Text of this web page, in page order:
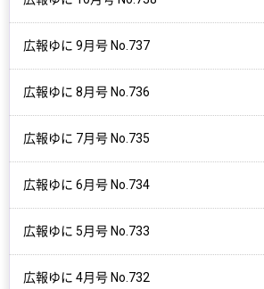
広報ゆに 9月号 No.737
広報ゆに 8月号 No.736
広報ゆに 7月号 No.735
広報ゆに 6月号 No.734
広報ゆに 5月号 No.733
広報ゆに 4月号 No.732